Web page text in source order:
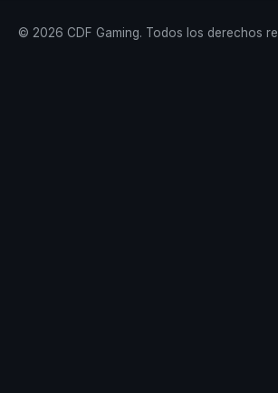
© 2026 CDF Gaming. Todos los derechos